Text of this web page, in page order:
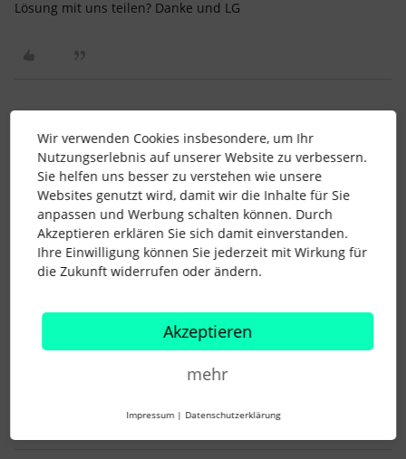
Lösung mit uns teilen? Danke und LG
mandy.michael AUTOR*IN Forum|Forum|1 year ago
Wir haben das gleiche Problem. Konntet ihr über das Support
Team eine Lösung finden? Und wenn ja, würdest du die
Lösung mit uns teilen? Danke und LG
@JuSiich habe die Anfrage erst heute raus geschickt. Ich
kann mich gern bei dir melden, sollte ich hier eine Lösung
finden.
Mandy
Wir verwenden Cookies insbesondere, um Ihr
Nutzungserlebnis auf unserer Website zu verbessern.
Sie helfen uns besser zu verstehen wie unsere
Websites genutzt wird, damit wir die Inhalte für Sie
anpassen und Werbung schalten können. Durch
Akzeptieren erklären Sie sich damit einverstanden.
Ihre Einwilligung können Sie jederzeit mit Wirkung für
die Zukunft widerrufen oder ändern.
Akzeptieren
mehr
Impressum | Datenschutzerklärung